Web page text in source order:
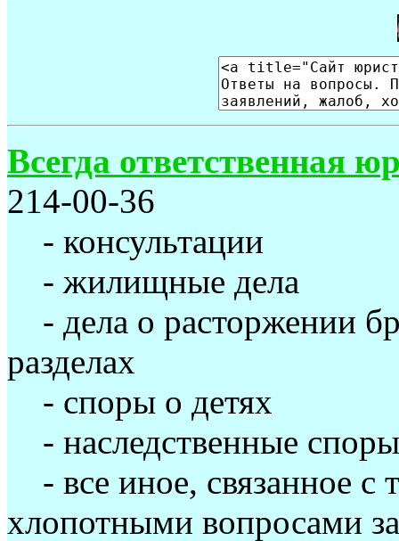
Всегда ответственная
214-00-36
- консультации
- жилищные дела
- дела о расторжении
разделах
- споры о детях
- наследственные споры
- все иное, связанное с
хлопотными вопросами